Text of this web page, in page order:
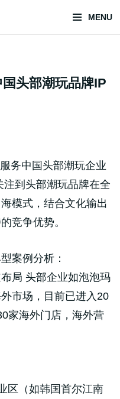
MENU
赏/无限赏
头部潮玩品牌IP
务中国头部潮玩企业
到头部潮玩品牌在全
模式，结合文化输出
竞争优势。
案例分析：
局 头部企业如泡泡玛
市场，目前已进入20
家海外门店，海外营
区（如韩国首尔江南